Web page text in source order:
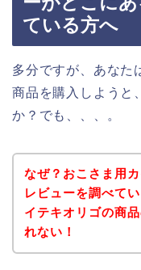
ている方へ
多分ですが、あなた
商品を購入しようと
か？でも、、、。
なぜ？おこさま用
レビューを調べて
イテキオリゴの商
れない！